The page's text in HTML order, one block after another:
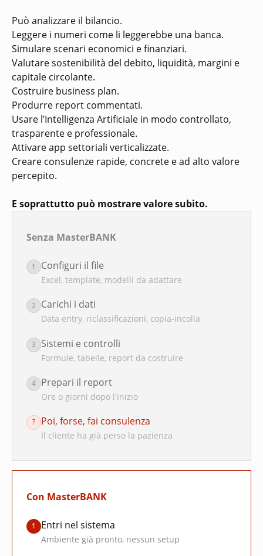
Può analizzare il bilancio.
Leggere i numeri come li leggerebbe una banca.
Simulare scenari economici e finanziari.
Valutare sostenibilità del debito, liquidità, margini e
capitale circolante.
Costruire business plan.
Produrre report commentati.
Usare l’Intelligenza Artificiale in modo controllato,
trasparente e professionale.
Attivare app settoriali verticalizzate.
Creare consulenze rapide, concrete e ad alto valore
percepito.
E soprattutto può mostrare valore subito.
Senza MasterBANK
1 Configuri il file
Excel, template, modelli da adattare
2 Carichi i dati
Data entry, riclassificazioni, copia-incolla
3 Sistemi e controlli
Formule, tabelle, report da costruire
4 Prepari il report
Ore o giorni dopo l'inizio
? Poi, forse, fai consulenza
Il cliente ha già perso la pazienza
Con MasterBANK
1 Entri nel sistema
Ambiente già pronto, nessun setup